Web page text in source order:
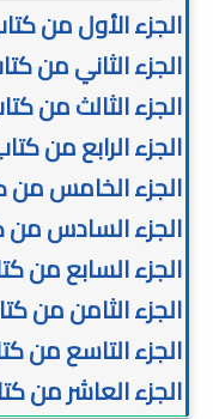
الجزء الأول من
الجزء الثاني من
الجزء الثالث من
الجزء الرابع من
الجزء الخامس
الجزء السادس
الجزء السابع من
الجزء الثامن من
الجزء التاسع من
الجزء العاشر من